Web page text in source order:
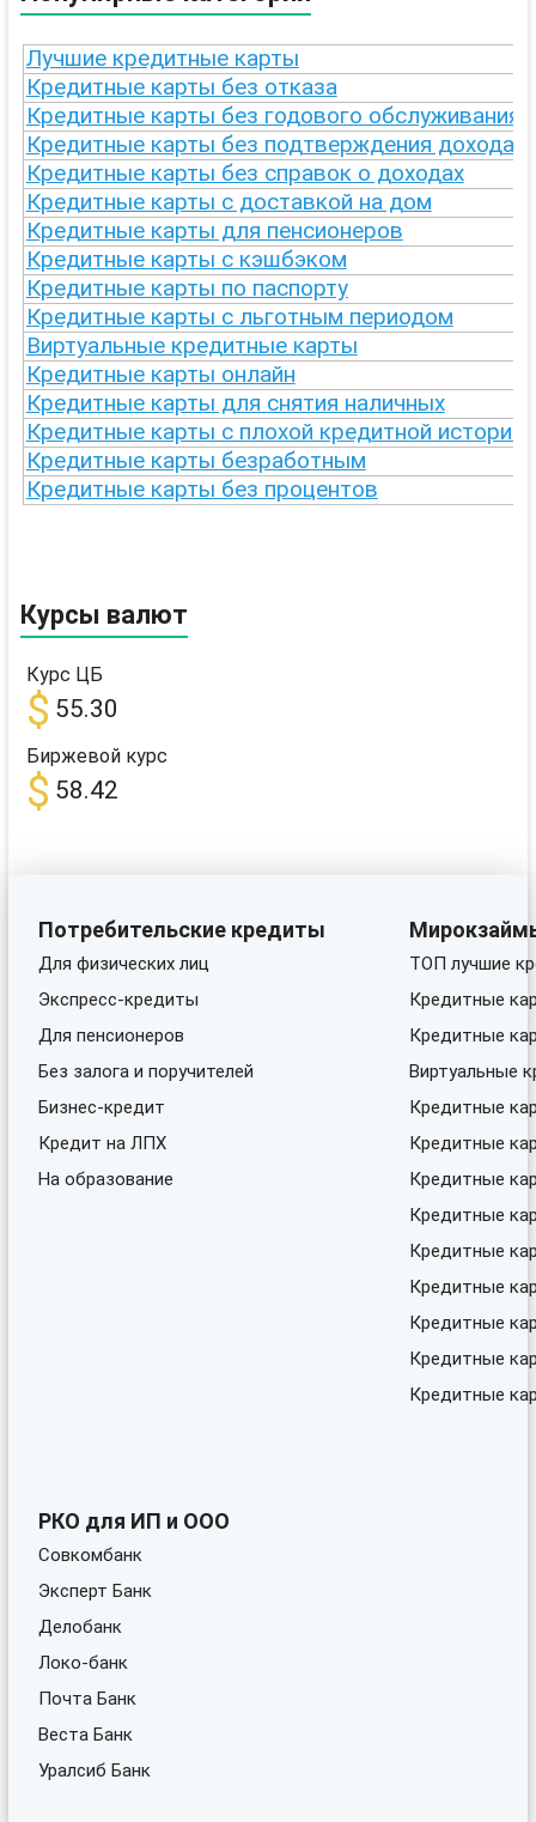
Лучшие кредитные карты
Кредитные карты без отказа
Кредитные карты без годового обслуживания
Кредитные карты без подтверждения дохода
Кредитные карты без справок о доходах
Кредитные карты с доставкой на дом
Кредитные карты для пенсионеров
Кредитные карты с кэшбэком
Кредитные карты по паспорту
Кредитные карты с льготным периодом
Виртуальные кредитные карты
Кредитные карты онлайн
Кредитные карты для снятия наличных
Кредитные карты с плохой кредитной историей
Кредитные карты безработным
Кредитные карты без процентов
Курсы валют
Курс ЦБ
$ 55.30
Биржевой курс
$ 58.42
Потребительские кредиты
Для физических лиц
Экспресс-кредиты
Для пенсионеров
Без залога и поручителей
Бизнес-кредит
Кредит на ЛПХ
На образование
ТОП лучшие
Кредитные
Кредитные
Виртуальные
Кредитные
Кредитные
Кредитные
Кредитные
Кредитные
Кредитные
Кредитные
Кредитные
Кредитные
РКО для ИП и ООО
Совкомбанк
Эксперт Банк
Делобанк
Локо-банк
Почта Банк
Веста Банк
Уралсиб Банк